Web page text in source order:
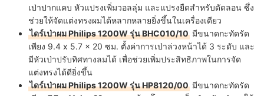
เป่าปากแคบ หัวแปรงเพิ่มวอลลุ่ม และแปรงยืดสำหรับดัดลอน ซึ่ง
ช่วยให้จัดแต่งทรงผมได้หลากหลายยิ่งขึ้นในเครื่องเดียว
ไดร์เป่าผม Philips 1200W รุ่น BHC010/10 มีขนาดกะทัดรัด
เพียง 9.4 x 5.7 x 20 ซม. ตั้งค่าการเป่าล่วงหน้าได้ 3 ระดับ และ
มีหัวเป่าปรับทิศทางลมได้ เพื่อช่วยเพิ่มประสิทธิภาพในการจัด
แต่งทรงได้ดียิ่งขึ้น
ไดร์เป่าผม Philips 1200W รุ่น HP8120/00 มีขนาดกะทัดรัด